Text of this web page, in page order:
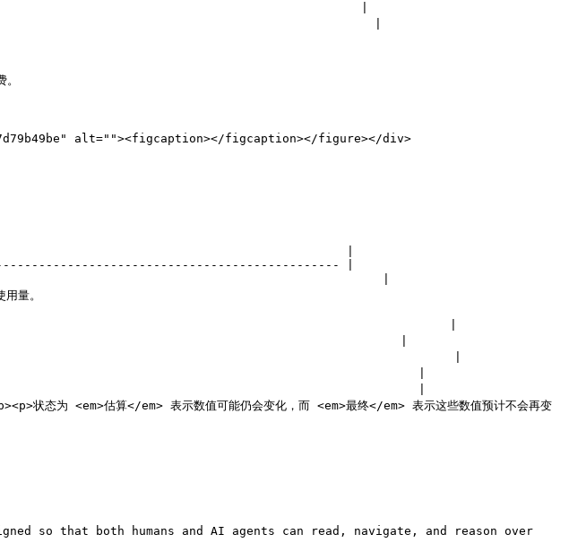
|
信息。                                                                 |
|
|
量。
|
|
|
|
|
为 <em>估算</em> 表示数值可能仍会变化，而 <em>最终</em> 表示这些数值预计不会再变
so that both humans and AI agents can read, navigate, and reason over